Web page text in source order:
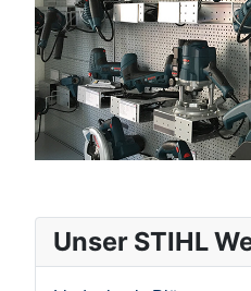
Unser STIHL